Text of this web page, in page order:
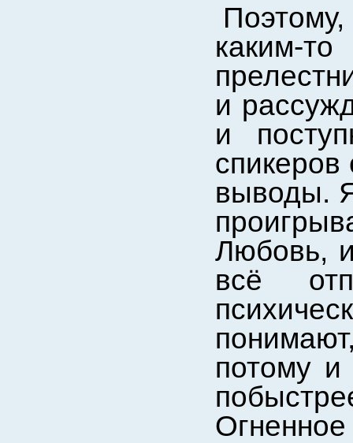
каким-
и
и
выводы.
Любовь,
всё
потому и